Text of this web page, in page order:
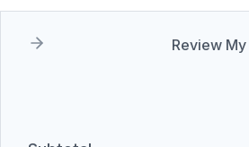
Review